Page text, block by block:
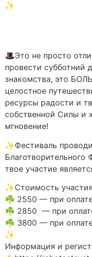
✨
🎩Это не просто
провести субботний
знакомства, это
целостное
ресурсы радости и
собственной Силы и
мгновение!
✨Фестиваль
твое участие
✨Стоимость
☘️ 2550 — при
☘️ 2850 — при
☘️ 3800 — при
✨
Информация и